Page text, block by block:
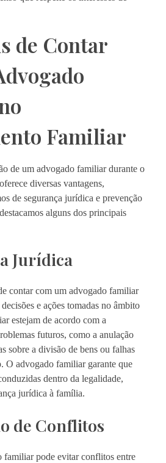
de Contar
Familiar
de um advogado familiar durante o
diversas vantagens,
de segurança jurídica e prevenção
alguns dos principais
Jurídica
contar com um advogado familiar
e ações tomadas no âmbito
estejam de acordo com a
futuros, como a anulação
sobre a divisão de bens ou falhas
O advogado familiar garante que
dentro da legalidade,
jurídica à família.
de Conflitos
familiar pode evitar conflitos entre